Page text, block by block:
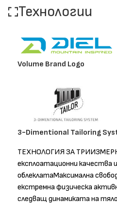
Технологии
Volume Brand Logo
3-Dimentional Tailoring
ТЕХНОЛОГИЯ ЗА
експлоатационни качества
облеклатаМаксимална
екстремна физическа
следващ динамиката на